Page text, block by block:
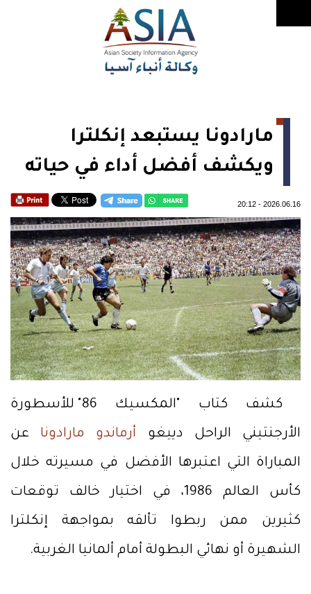
مارادونا يستبعد إنكلترا
ويكشف أفضل أداء في حياته
2026.06.16
-
20:12
كشف كتاب "المكسيك 86" للأسطورة
الأرجنتيني الراحل دييغو أرماندو مارادونا عن
المباراة التي اعتبرها الأفضل في مسيرته خلال
كأس العالم 1986، في اختيار خالف توقعات
كثيرين ممن ربطوا تألقه بمواجهة إنكلترا
الشهيرة أو نهائي البطولة أمام ألمانيا الغربية.